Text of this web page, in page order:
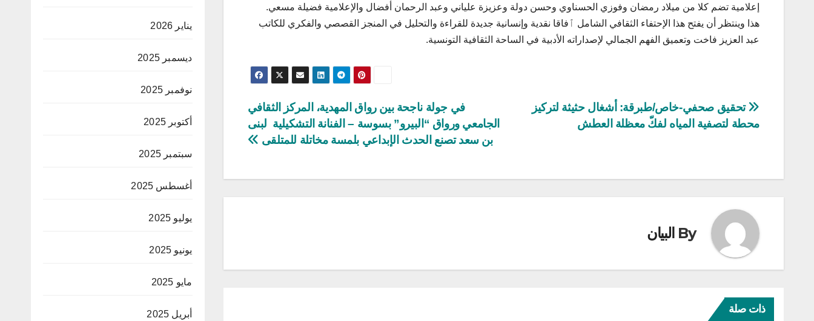
إعلامية تضم كلا من ميلاد رمضان وفوزي الحسناوي وحسن دولة وعزيزة علياني وعبد الرحمان أفضال والإعلامية فضيلة مسعي.
هذا وينتظر أن يفتح هذا الإحتفاء الثقافي الشامل ٱفاقا نقدية وإنسانية جديدة للقراءة والتحليل في المنجز القصصي والفكري للكاتب
عبد العزيز فاخت وتعميق الفهم الجمالي لإصداراته الأدبية في الساحة الثقافية التونسية.
تصفّح
المقالات
في جولة ناجحة بين رواق المهدية، المركز الثقافي
الجامعي ورواق “البيرو” بسوسة – الفنانة التشكيلية لبنى
بن سعد تصنع الحدث الإبداعي بلمسة مخاتلة للمتلقى
تحقيق صحفي-خاص/طبرقة: أشغال حثيثة لتركيز
محطة لتصفية المياه لفكّ معظلة العطش
By البيان
ذات صلة
يناير 2026
ديسمبر 2025
نوفمبر 2025
أكتوبر 2025
سبتمبر 2025
أغسطس 2025
يوليو 2025
يونيو 2025
مايو 2025
أبريل 2025